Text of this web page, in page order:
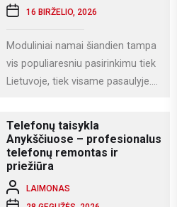
16 BIRŽELIO, 2026
Moduliniai namai šiandien tampa
vis populiaresniu pasirinkimu tiek
Lietuvoje, tiek visame pasaulyje.
Telefonų taisykla
Anykščiuose – profesionalus
telefonų remontas ir
priežiūra
LAIMONAS